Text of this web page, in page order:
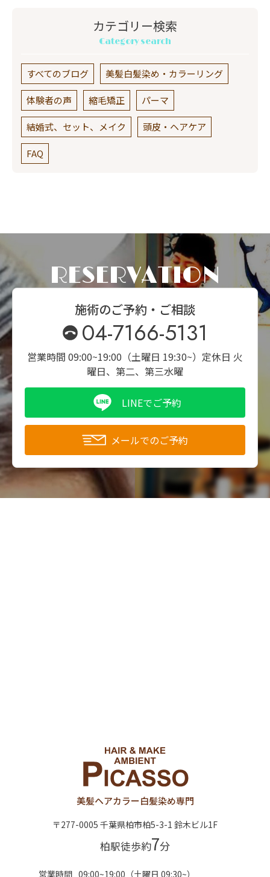
カテゴリー検索
Category search
すべてのブログ 美髪白髪染め・カラーリング
体験者の声 縮毛矯正 パーマ
結婚式、セット、メイク 頭皮・ヘアケア
FAQ
RESERVATION
施術のご予約・ご相談
04-7166-5131
営業時間 09:00~19:00（土曜日 19:30~） 定休日 火
曜日、第二、第三水曜
LINEでご予約
メールでのご予約
美髪ヘアカラー白髪染め専門
〒277-0005 千葉県柏市柏5-3-1 鈴木ビル1F
柏駅徒歩約7分
営業時間 09:00~19:00（土曜日 09:30~）